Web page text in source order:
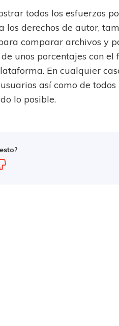
todos los esfuerzos
derechos de autor,
comparar archivos y
unos porcentajes con el
En cualquier
así como de todos
lo posible.